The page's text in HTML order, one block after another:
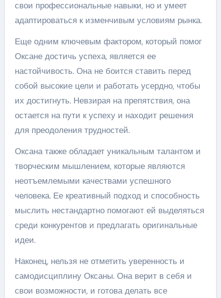
свои профессиональные навыки, но и умеет
адаптироваться к изменчивым условиям рынка.
Еще одним ключевым фактором, который помог
Оксане достичь успеха, является ее
настойчивость. Она не боится ставить перед
собой высокие цели и работать усердно, чтобы
их достигнуть. Невзирая на препятствия, она
остается на пути к успеху и находит решения
для преодоления трудностей.
Оксана также обладает уникальным талантом и
творческим мышлением, которые являются
неотъемлемыми качествами успешного
человека. Ее креативный подход и способность
мыслить нестандартно помогают ей выделяться
среди конкурентов и предлагать оригинальные
идеи.
Наконец, нельзя не отметить уверенность и
самодисциплину Оксаны. Она верит в себя и
свои возможности, и готова делать все